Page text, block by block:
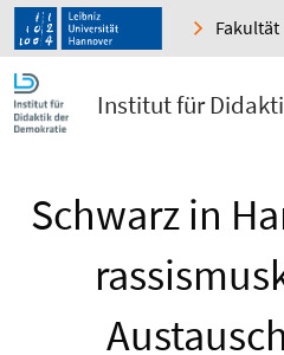
Fakultät
Institut für
Schwarz in